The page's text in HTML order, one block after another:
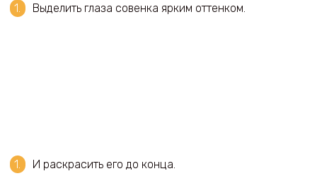
Выделить глаза совенка ярким оттенком.
И раскрасить его до конца.